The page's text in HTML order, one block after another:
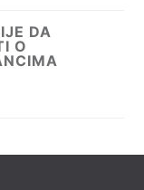
DA
O